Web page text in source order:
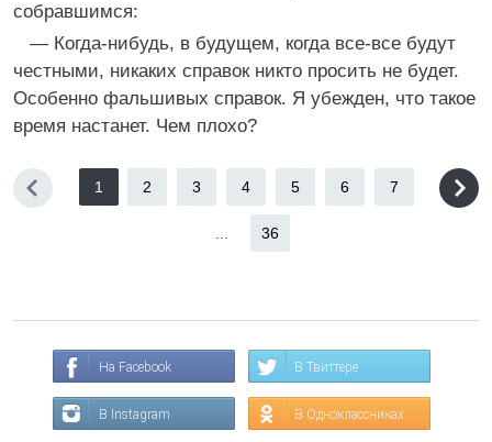
собравшимся:
— Когда-нибудь, в будущем, когда все-все будут
честными, никаких справок никто просить не будет.
Особенно фальшивых справок. Я убежден, что такое
время настанет. Чем плохо?
1 2 3 4 5 6 7
36
На Facebook В Твиттере
В Instagram В Одноклассниках